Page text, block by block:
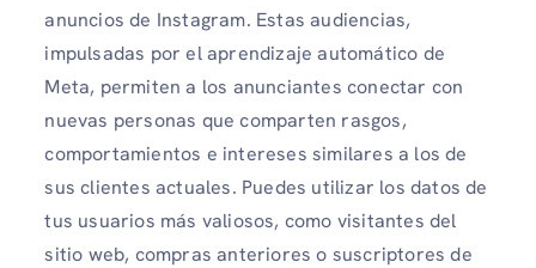
anuncios de Instagram. Estas audiencias,
impulsadas por el aprendizaje automático de
Meta, permiten a los anunciantes conectar con
nuevas personas que comparten rasgos,
comportamientos e intereses similares a los de
sus clientes actuales. Puedes utilizar los datos de
tus usuarios más valiosos, como visitantes del
sitio web, compras anteriores o suscriptores de